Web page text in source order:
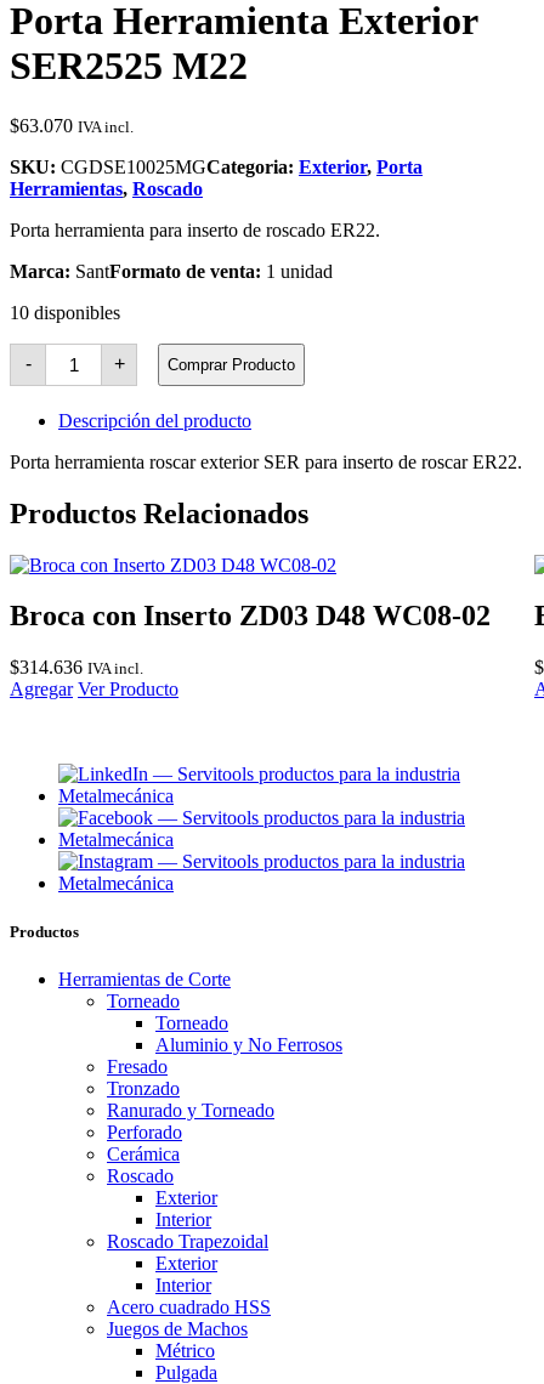
Porta Herramienta Exterior
SER2525 M22
$63.070 IVA incl.
SKU: CGDSE10025MGCategoria: Exterior, Porta
Herramientas, Roscado
Porta herramienta para inserto de roscado ER22.
Marca: SantFormato de venta: 1 unidad
10 disponibles
-
Porta
Herramienta
Exterior
SER2525
M22
+ Comprar Producto
Descripción del producto
Porta herramienta roscar exterior SER para inserto de roscar ER22.
Productos Relacionados
Broca con Inserto ZD03 D48 WC08-02
$314.636 IVA incl.
Agregar Ver Producto
$
Productos
Herramientas de Corte
Torneado
Torneado
Aluminio y No Ferrosos
Fresado
Tronzado
Ranurado y Torneado
Perforado
Cerámica
Roscado
Exterior
Interior
Roscado Trapezoidal
Exterior
Interior
Acero cuadrado HSS
Juegos de Machos
Métrico
Pulgada